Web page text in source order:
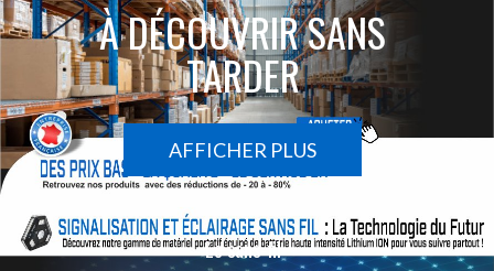
À DÉCOUVRIR SANS
TARDER
AFFICHER PLUS
Le sans-fil